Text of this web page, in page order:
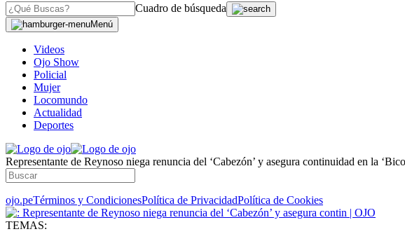
Cuadro de búsqueda
Menú
Videos
Ojo Show
Policial
Mujer
Locomundo
Actualidad
Deportes
Representante de Reynoso niega renuncia del ‘Cabezón’ y asegura continuidad en la
ojo.peTérminos y CondicionesPolítica de PrivacidadPolítica de Cookies
TEMAS: